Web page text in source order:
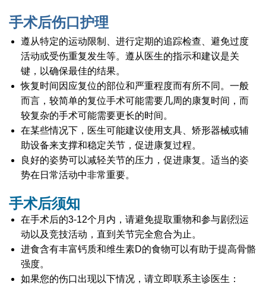
手术后伤口护理
遵从特定的运动限制、进行定期的追踪检查、避免过度
活动或受伤重复发生等。遵从医生的指示和建议是关
键，以确保最佳的结果。
恢复时间因应复位的部位和严重程度而有所不同。一般
而言，较简单的复位手术可能需要几周的康复时间，而
较复杂的手术可能需要更长的时间。
在某些情况下，医生可能建议使用支具、矫形器械或辅
助设备来支撑和稳定关节，促进康复过程。
良好的姿势可以减轻关节的压力，促进康复。适当的姿
势在日常活动中非常重要。
手术后须知
在手术后的3-12个月内，请避免提取重物和参与剧烈运
动以及竞技活动，直到关节完全愈合为止。
进食含有丰富钙质和维生素D的食物可以有助于提高骨骼
强度。
如果您的伤口出现以下情况，请立即联系主诊医生：